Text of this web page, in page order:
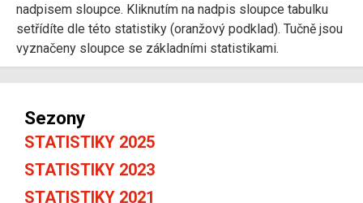
nadpisem sloupce. Kliknutím na nadpis sloupce tabulku
setřídíte dle této statistiky (oranžový podklad). Tučně jsou
vyznačeny sloupce se základními statistikami.
Sezony
STATISTIKY 2025
STATISTIKY 2023
STATISTIKY 2021